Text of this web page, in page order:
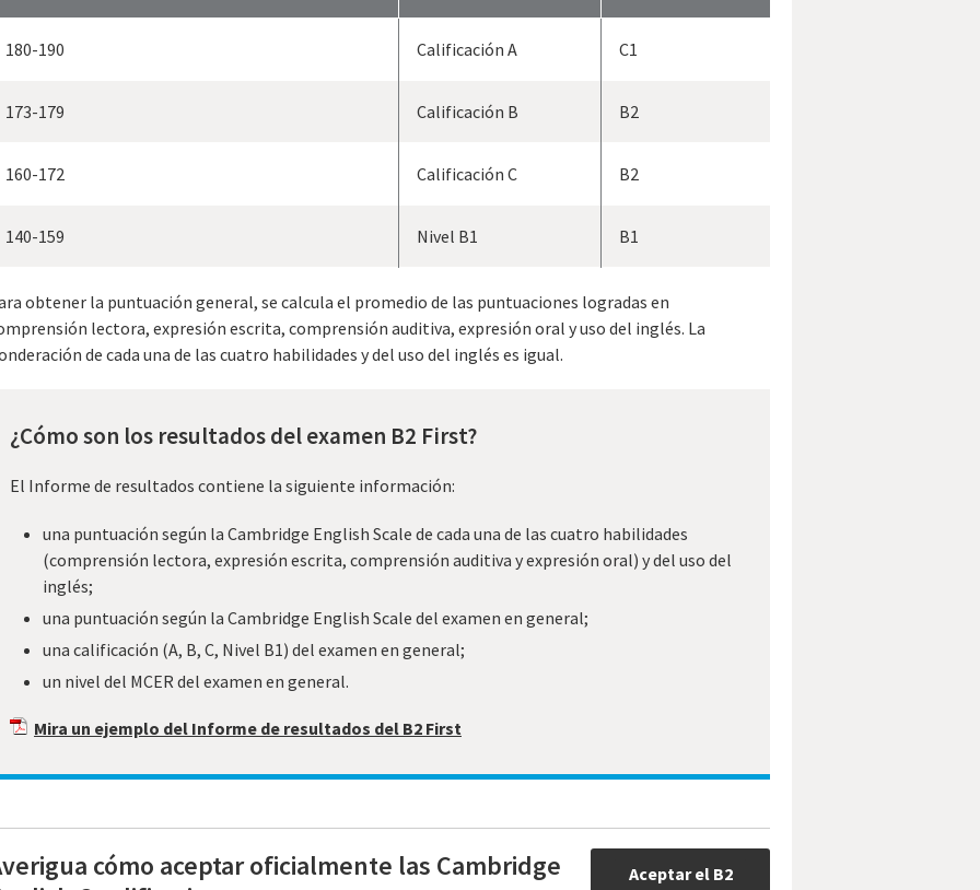
180-190 Calificación A C1
173-179 Calificación B B2
160-172 Calificación C B2
140-159 Nivel B1 B1
obtener la puntuación general, se calcula el promedio de las puntuaciones logradas en
lectora, expresión escrita, comprensión auditiva, expresión oral y uso del inglés. La
de cada una de las cuatro habilidades y del uso del inglés es igual.
¿Cómo son los resultados del examen B2 First?
El Informe de resultados contiene la siguiente información:
una puntuación según la Cambridge English Scale de cada una de las cuatro habilidades
(comprensión lectora, expresión escrita, comprensión auditiva y expresión oral) y del uso del
inglés;
una puntuación según la Cambridge English Scale del examen en general;
una calificación (A, B, C, Nivel B1) del examen en general;
un nivel del MCER del examen en general.
Mira un ejemplo del Informe de resultados del B2 First
cómo aceptar oficialmente las Cambridge
Aceptar el B2